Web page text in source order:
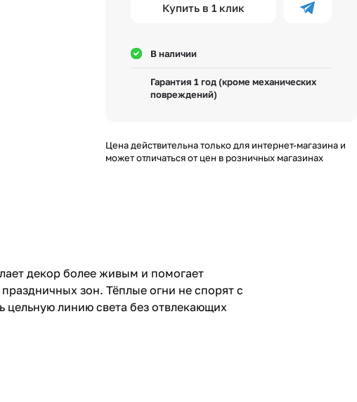
Купить в 1 клик
В наличии
Гарантия 1 год (кроме механических
повреждений)
Цена действительна только для интернет-магазина и
может отличаться от цен в розничных магазинах
декор более живым и помогает
зон. Тёплые огни не спорят с
линию света без отвлекающих